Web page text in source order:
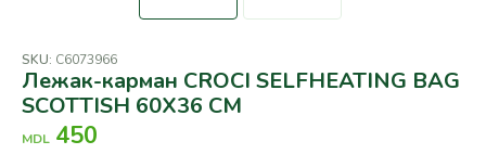
SKU: C6073966
Лежак-карман CROCI SELFHEATING BAG
SCOTTISH 60X36 CM
MDL 450